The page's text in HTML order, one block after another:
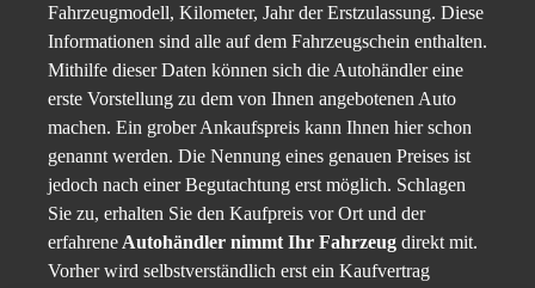
Fahrzeugmodell, Kilometer, Jahr der Erstzulassung. Diese
Informationen sind alle auf dem Fahrzeugschein enthalten.
Mithilfe dieser Daten können sich die Autohändler eine
erste Vorstellung zu dem von Ihnen angebotenen Auto
machen. Ein grober Ankaufspreis kann Ihnen hier schon
genannt werden. Die Nennung eines genauen Preises ist
jedoch nach einer Begutachtung erst möglich. Schlagen
Sie zu, erhalten Sie den Kaufpreis vor Ort und der
erfahrene Autohändler nimmt Ihr Fahrzeug direkt mit.
Vorher wird selbstverständlich erst ein Kaufvertrag